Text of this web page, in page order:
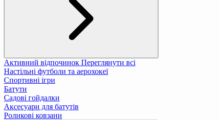
Активний відпочинок Переглянути всі
Настільні футболи та аерохокеї
Спортивні ігри
Батути
Садові гойдалки
Аксесуари для батутів
Роликові ковзани